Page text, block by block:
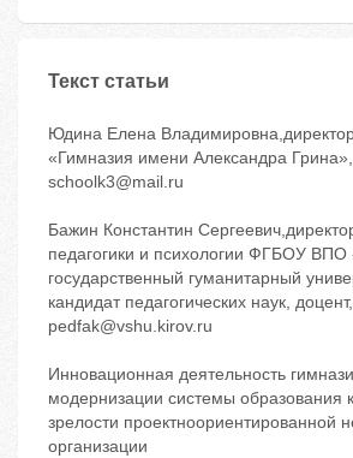
Текст статьи
Юдина Елена
«Гимназия имени Александра Грина»,
schoolk3@mail.ru
Бажин Константин
педагогики и психологии ФГБОУ ВПО
государственный гуманитарный
кандидат педагогических наук,
pedfak@vshu.kirov.ru
Инновационная деятельность
модернизации системы образования
зрелости проектноориентированной
организации